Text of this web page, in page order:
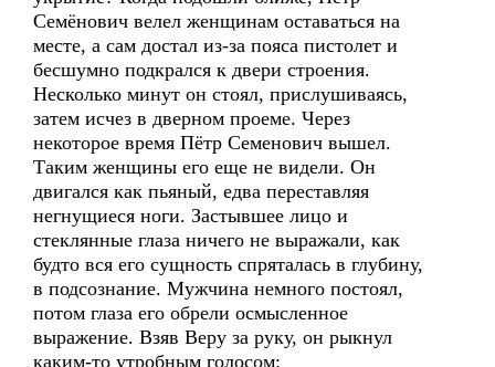
Семёнович велел женщинам оставаться на
месте, а сам достал из-за пояса пистолет и
бесшумно подкрался к двери строения.
Несколько минут он стоял, прислушиваясь,
затем исчез в дверном проеме. Через
некоторое время Пётр Семенович вышел.
Таким женщины его еще не видели. Он
двигался как пьяный, едва переставляя
негнущиеся ноги. Застывшее лицо и
стеклянные глаза ничего не выражали, как
будто вся его сущность спряталась в глубину,
в подсознание. Мужчина немного постоял,
потом глаза его обрели осмысленное
выражение. Взяв Веру за руку, он рыкнул
каким-то утробным голосом: